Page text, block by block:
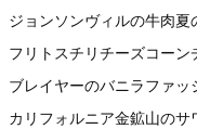
ジョンソンヴィルの牛肉夏
フリトスチリチーズコーン
ブレイヤーのバニラファ
カリフォルニア金鉱山のサ